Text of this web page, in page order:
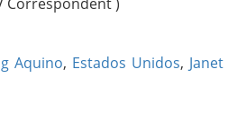
Aquino, Estados Unidos, Janet